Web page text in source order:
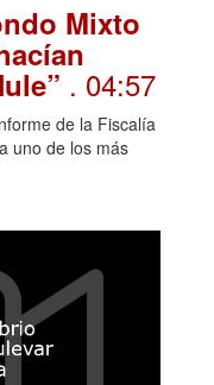
Mixto
. 04:57
de la Fiscalía
uno de los más